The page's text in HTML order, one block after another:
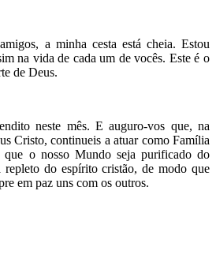
a minha cesta está cheia. Estou
na vida de cada um de vocês. Este é o
de Deus.
neste mês. E auguro-vos que, na
Cristo, continueis a atuar como Família
que o nosso Mundo seja purificado do
do espírito cristão, de modo que
em paz uns com os outros.